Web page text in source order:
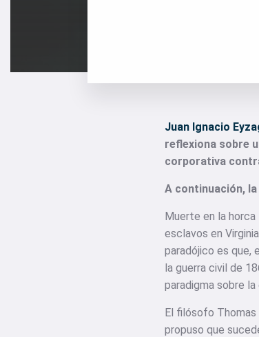
Juan Ignacio
reflexiona sobre
corporativa
A continuación,
Muerte en la horca
esclavos en
paradójico es que,
la guerra civil de
paradigma sobre
El filósofo Thomas
propuso que